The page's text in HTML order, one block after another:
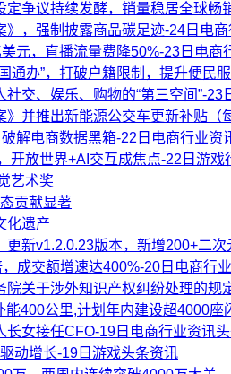
争议持续发酵，销量稳居全球畅
》，强制披露商品碳足迹-24日电
元，直播流量费降50%-23日电商
通办”，打破户籍限制，提升便民
交、娱乐、购物的“第三空间”-23
》并推出新能源公交车更新补贴（
解电商数据黑箱-22日电商行业资
开放世界+AI交互成焦点-22日游戏
艺术奖
贡献显著
化遗产
新v1.2.0.23版本，新增200+二
成交额增速达400%-20日电商行
关于涉外知识产权纠纷处理的
能400公里,计划年内建设超4000座
女接任CFO-19日电商行业资讯
动增长-19日游戏头条资讯